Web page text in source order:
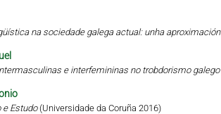
na sociedade galega actual: unha
e interfemininas no trobdorismo galego
e Estudo(Universidade da Coruña 2016)